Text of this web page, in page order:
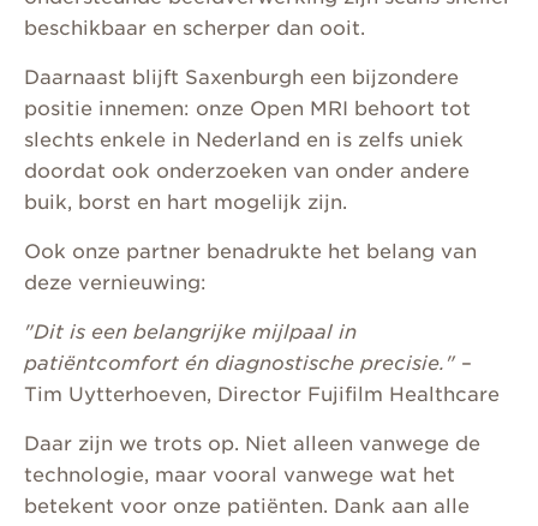
beschikbaar en scherper dan ooit.
Daarnaast blijft Saxenburgh een bijzondere
positie innemen: onze Open MRI behoort tot
slechts enkele in Nederland en is zelfs uniek
doordat ook onderzoeken van onder andere
buik, borst en hart mogelijk zijn.
Ook onze partner benadrukte het belang van
deze vernieuwing:
"Dit is een belangrijke mijlpaal in
patiëntcomfort én diagnostische precisie."–
Tim Uytterhoeven, Director Fujifilm Healthcare
Daar zijn we trots op. Niet alleen vanwege de
technologie, maar vooral vanwege wat het
betekent voor onze patiënten. Dank aan alle